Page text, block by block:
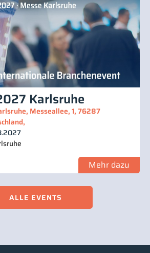
Karlsruhe
Messeallee, 1, 76287
Mehr dazu
ALLE EVENTS